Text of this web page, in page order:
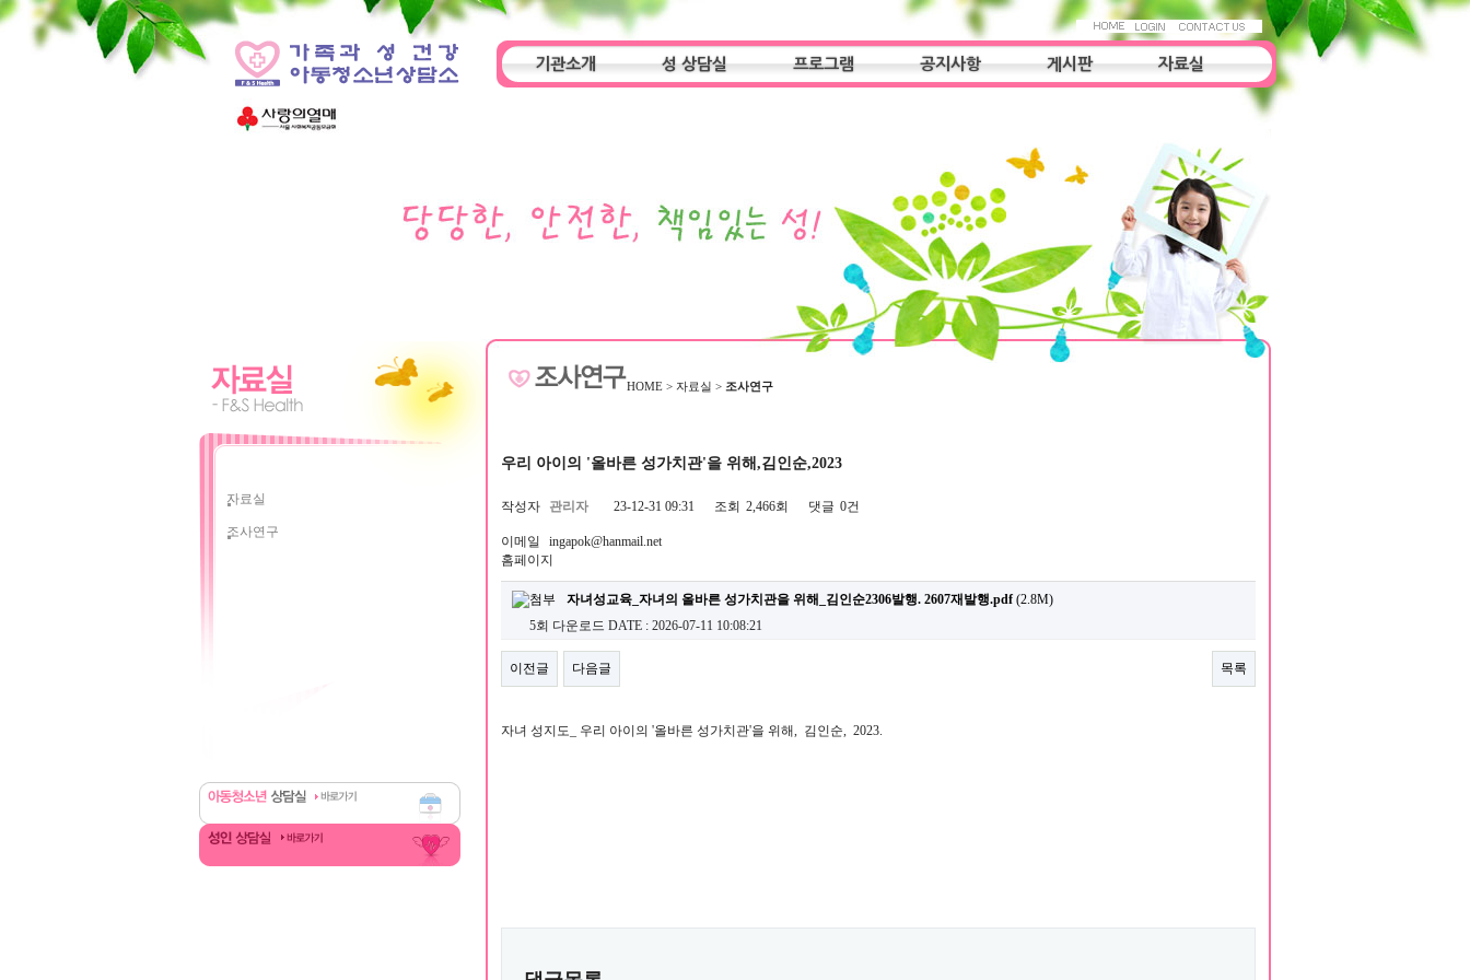
기관소개 성 상담실 프로그램 공지사항 게시판 자료실
자료실
조사연구
HOME > 자료실 > 조사연구
우리 아이의 '올바른 성가치관'을 위해,김인순,2023
작성자 관리자 23-12-31 09:31 조회 2,466회 댓글 0건
이메일
ingapok@hanmail.net
홈페이지
자녀성교육_자녀의 올바른 성가치관을 위해_김인순2306발행. 2607재발행.pdf(2.8M)
5회 다운로드 DATE : 2026-07-11 10:08:21
이전글 다음글 목록
자녀 성지도_ 우리 아이의 '올바른 성가치관'을 위해, 김인순, 2023.